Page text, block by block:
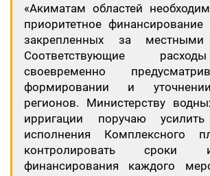
«Акиматам областей
приоритетное финансирование
закрепленных за
Соответствующие
своевременно
формировании и
регионов. Министерству
ирригации поручаю
исполнения Комплексного
контролировать
финансирования каждого